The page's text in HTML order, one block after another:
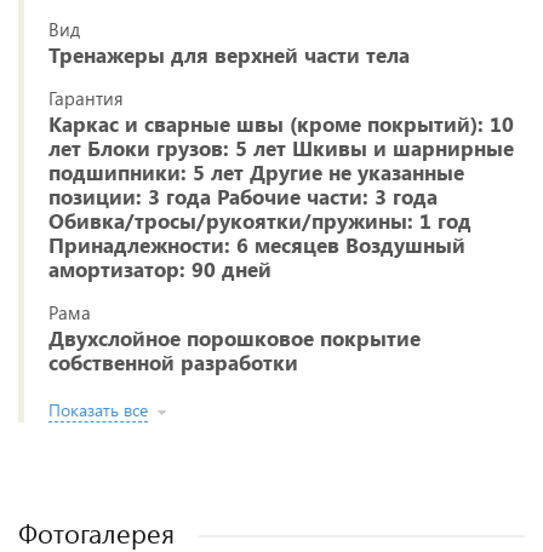
Вид
Тренажеры для верхней части тела
Гарантия
Каркас и сварные швы (кроме покрытий): 10
лет Блоки грузов: 5 лет Шкивы и шарнирные
подшипники: 5 лет Другие не указанные
позиции: 3 года Рабочие части: 3 года
Обивка/тросы/рукоятки/пружины: 1 год
Принадлежности: 6 месяцев Воздушный
амортизатор: 90 дней
Рама
Двухслойное порошковое покрытие
собственной разработки
Показать все
Фотогалерея